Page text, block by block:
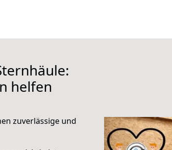
helfen
zuverlässige und